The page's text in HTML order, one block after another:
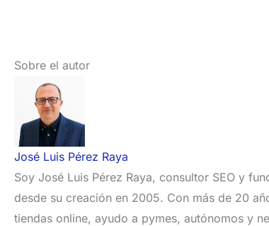
Sobre el autor
José Luis Pérez Raya
Soy José Luis Pérez Raya, consultor SEO y
desde su creación en 2005. Con más de 20
tiendas online, ayudo a pymes, autónomos y